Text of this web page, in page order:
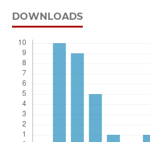
DOWNLOADS